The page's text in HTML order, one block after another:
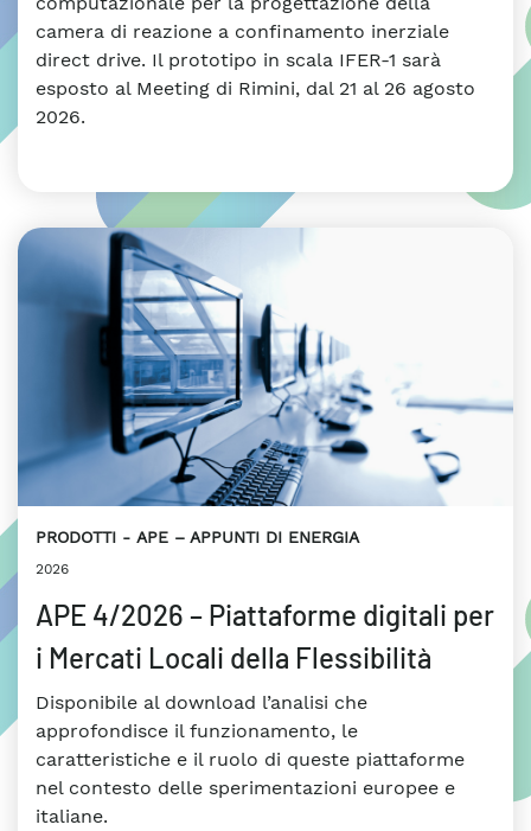
camera di reazione a confinamento inerziale
direct drive. Il prototipo in scala IFER-1 sarà
esposto al Meeting di Rimini, dal 21 al 26 agosto
2026.
PRODOTTI APE – APPUNTI DI ENERGIA
2026
APE 4/2026 – Piattaforme digitali per
i Mercati Locali della Flessibilità
Disponibile al download l’analisi che
approfondisce il funzionamento, le
caratteristiche e il ruolo di queste piattaforme
nel contesto delle sperimentazioni europee e
italiane.